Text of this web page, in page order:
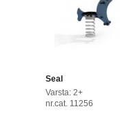
Seal
Varsta: 2+
nr.cat. 11256